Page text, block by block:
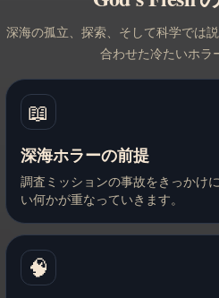
深海の孤立、探索、そして科学では
合わせた冷たいホラ
📖
深海ホラーの前提
調査ミッションの事故をきっかけ
い何かが重なっていきます。
🧠